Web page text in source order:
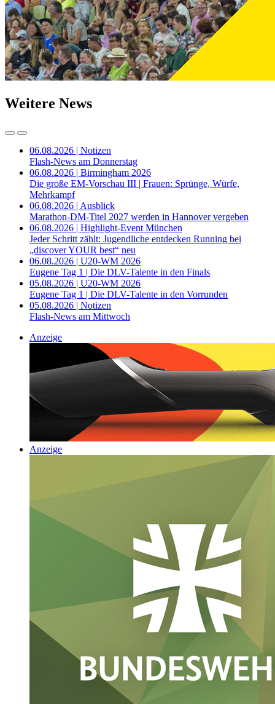
Weitere News
06.08.2026 | Notizen
Flash-News am Donnerstag
06.08.2026 | Birmingham 2026
Die große EM-Vorschau III | Frauen: Sprünge, Würfe,
Mehrkampf
06.08.2026 | Ausblick
Marathon-DM-Titel 2027 werden in Hannover vergeben
06.08.2026 | Highlight-Event München
Jeder Schritt zählt: Jugendliche entdecken Running bei
„discover YOUR best“ neu
06.08.2026 | U20-WM 2026
Eugene Tag 1 | Die DLV-Talente in den Finals
05.08.2026 | U20-WM 2026
Eugene Tag 1 | Die DLV-Talente in den Vorrunden
05.08.2026 | Notizen
Flash-News am Mittwoch
Anzeige
Anzeige